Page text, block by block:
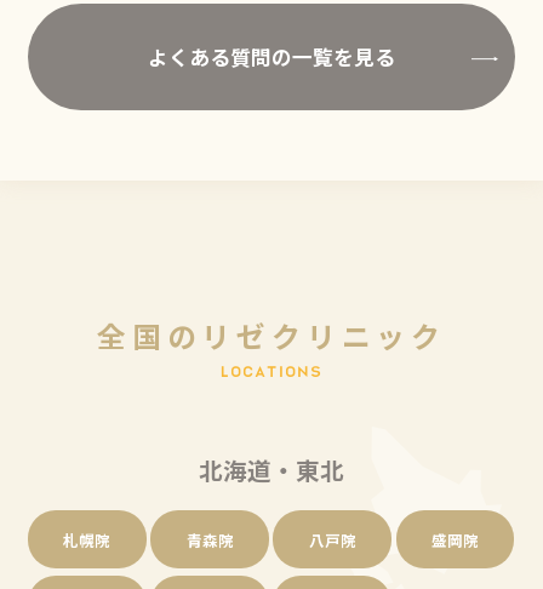
よくある質問の一覧を見る
全 国 の リゼ ク リ ニ ッ ク
L OCAT I ON S
北海道・東北
札幌院 青森院 八戸院 盛岡院